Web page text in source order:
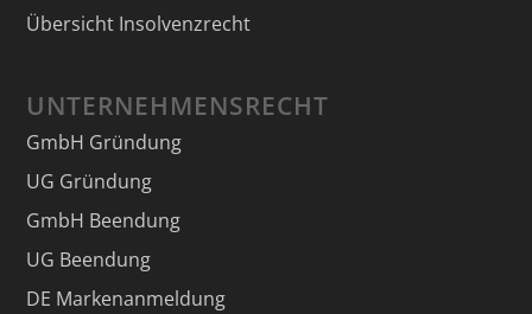
Übersicht Insolvenzrecht
UNTERNEHMENSRECHT
GmbH Gründung
UG Gründung
GmbH Beendung
UG Beendung
DE Markenanmeldung